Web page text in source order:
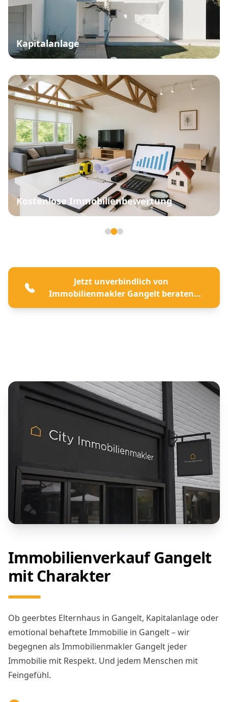
Kapitalanlage
Kostenlose Immobilienbewertung
Jetzt unverbindlich von
Immobilienmakler Gangelt beraten
lassen
Immobilienverkauf Gangelt
mit Charakter
Ob geerbtes Elternhaus in Gangelt, Kapitalanlage oder
emotional behaftete Immobilie in Gangelt – wir
begegnen als Immobilienmakler Gangelt jeder
Immobilie mit Respekt. Und jedem Menschen mit
Feingefühl.